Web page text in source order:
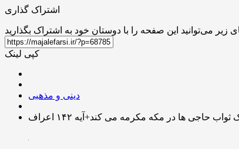
اشتراک گذاری
کپی لینک
دینی و مذهبی
حاجی ها در مکه مکرمه می کند+آیه ۱۴۲ اعراف